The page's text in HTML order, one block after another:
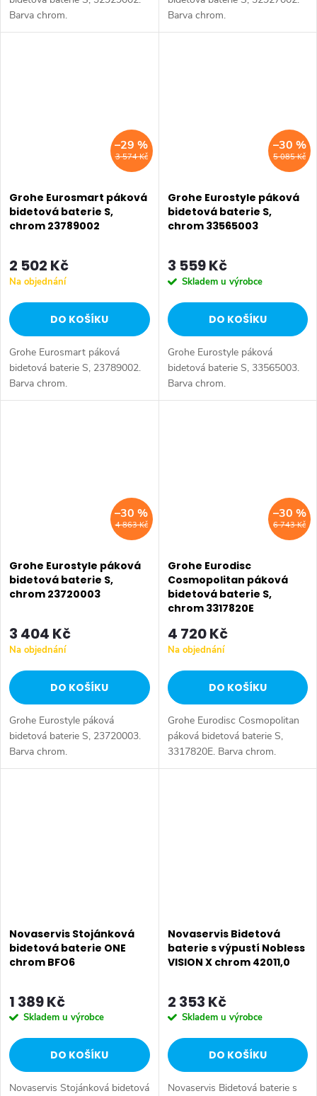
Barva chrom.
Barva chrom.
3 574 Kč
–29 %
Grohe Eurosmart páková
bidetová baterie S,
chrom 23789002
2 502 Kč
Na objednání
DO KOŠÍKU
Grohe Eurosmart páková
bidetová baterie S, 23789002.
Barva chrom.
5 085 Kč
–30 %
Grohe Eurostyle páková
bidetová baterie S,
chrom 33565003
3 559 Kč
Skladem u výrobce
DO KOŠÍKU
Grohe Eurostyle páková
bidetová baterie S, 33565003.
Barva chrom.
4 863 Kč
–30 %
Grohe Eurostyle páková
bidetová baterie S,
chrom 23720003
3 404 Kč
Na objednání
DO KOŠÍKU
Grohe Eurostyle páková
bidetová baterie S, 23720003.
Barva chrom.
6 743 Kč
–30 %
Grohe Eurodisc
Cosmopolitan páková
bidetová baterie S,
chrom 3317820E
4 720 Kč
Na objednání
DO KOŠÍKU
Grohe Eurodisc Cosmopolitan
páková bidetová baterie S,
3317820E. Barva chrom.
Novaservis Stojánková
bidetová baterie ONE
chrom BFO6
1 389 Kč
Skladem u výrobce
DO KOŠÍKU
Novaservis Stojánková bidetová
Novaservis Bidetová
baterie s výpustí Nobless
VISION X chrom 42011,0
2 353 Kč
Skladem u výrobce
DO KOŠÍKU
Novaservis Bidetová baterie s